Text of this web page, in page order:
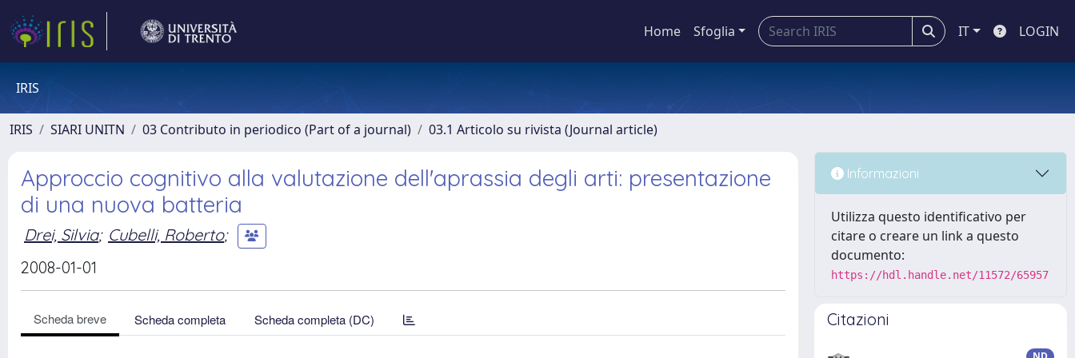
Home Sfoglia IT LOGIN
IRIS
IRIS SIARI UNITN 03 Contributo in periodico (Part of a journal) 03.1 Articolo su rivista (Journal article)
Approccio cognitivo alla valutazione dell'aprassia degli arti: presentazione
di una nuova batteria
Drei, Silvia; Cubelli, Roberto;
2008-01-01
Scheda breve Scheda completa Scheda completa (DC)
Informazioni
Utilizza questo identificativo per
citare o creare un link a questo
documento:
https://hdl.handle.net/11572/65957
Citazioni